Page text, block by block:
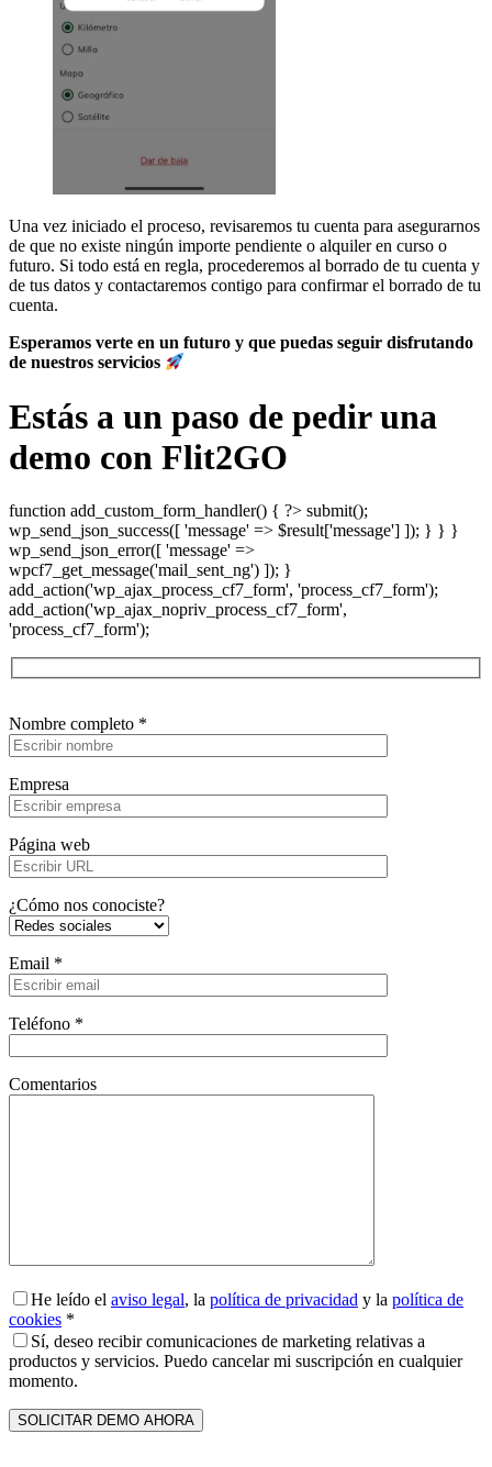
Una vez iniciado el proceso, revisaremos tu cuenta para asegurarnos
de que no existe ningún importe pendiente o alquiler en curso o
futuro. Si todo está en regla, procederemos al borrado de tu cuenta y
de tus datos y contactaremos contigo para confirmar el borrado de tu
cuenta.
Esperamos verte en un futuro y que puedas seguir disfrutando
de nuestros servicios
Estás a un paso de pedir una
demo con Flit2GO
function add_custom_form_handler() { ?> submit();
wp_send_json_success([ 'message' => $result['message'] ]); } } }
wp_send_json_error([ 'message' =>
wpcf7_get_message('mail_sent_ng') ]); }
add_action('wp_ajax_process_cf7_form', 'process_cf7_form');
add_action('wp_ajax_nopriv_process_cf7_form',
'process_cf7_form');
Nombre completo *
Empresa
Página web
¿Cómo nos conociste?
Email *
Teléfono *
Comentarios
He leído el aviso legal, la política de privacidad y la política de
cookies *
Sí, deseo recibir comunicaciones de marketing relativas a
productos y servicios. Puedo cancelar mi suscripción en cualquier
momento.